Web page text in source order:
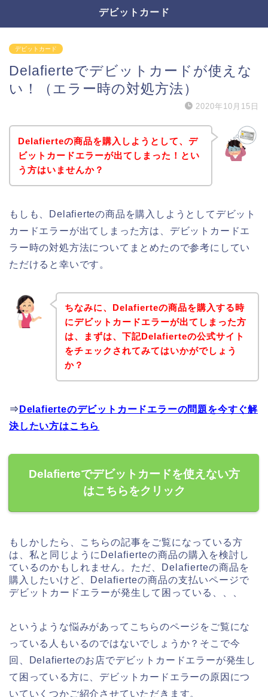
デビットカード
デビットカード
Delafierteでデビットカードが使えな
い！（エラー時の対処方法）
2020年10月15日
Delafierteの商品を購入しようとして、デ
ビットカードエラーが出てしまった！とい
う方はいませんか？
もしも、Delafierteの商品を購入しようとしてデビット
カードエラーが出てしまった方は、デビットカードエ
ラー時の対処方法についてまとめたので参考にしてい
ただけると幸いです。
ちなみに、Delafierteの商品を購入する時
にデビットカードエラーが出てしまった方
は、まずは、下記Delafierteの公式サイト
をチェックされてみてはいかがでしょう
か？
⇒ Delafierteのデビットカードエラーの問題を今すぐ解
決したい方はこちら
Delafierteでデビットカードを使えない方
はこちらをクリック
もしかしたら、こちらの記事をご覧になっている方
は、私と同じようにDelafierteの商品の購入を検討し
ているのかもしれません。ただ、Delafierteの商品を
購入したいけど、Delafierteの商品の支払いページで
デビットカードエラーが発生して困っている、、、
というような悩みがあってこちらのページをご覧にな
っている人もいるのではないでしょうか？そこで今
回、Delafierteのお店でデビットカードエラーが発生し
て困っている方に、デビットカードエラーの原因につ
いていくつかご紹介させていただきます。